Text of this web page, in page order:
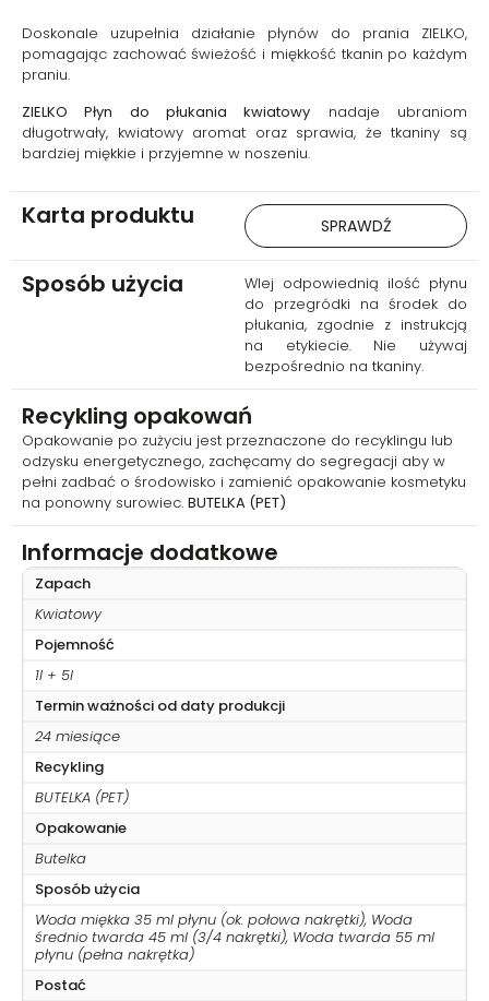
pielęgnacji. Regularne
stosowanie sprawia, że tkaniny
pozostają świeże, miękkie i
przyjemne w dotyku.
Doskonale uzupełnia działanie płynów do prania ZIELKO,
pomagając zachować świeżość i miękkość tkanin po każdym
praniu.
ZIELKO Płyn do płukania kwiatowy nadaje ubraniom
długotrwały, kwiatowy aromat oraz sprawia, że tkaniny są
bardziej miękkie i przyjemne w noszeniu.
Karta produktu SPRAWDŹ
Sposób użycia
Wlej odpowiednią ilość płynu
do przegródki na środek do
płukania, zgodnie z instrukcją
na etykiecie. Nie używaj
bezpośrednio na tkaniny.
Recykling opakowań
Opakowanie po zużyciu jest przeznaczone do recyklingu lub
odzysku energetycznego, zachęcamy do segregacji aby w
pełni zadbać o środowisko i zamienić opakowanie kosmetyku
na ponowny surowiec. BUTELKA (PET)
Informacje dodatkowe
Zapach
Kwiatowy
Pojemność
1l + 5l
Termin ważności od daty produkcji
24 miesiące
Recykling
BUTELKA (PET)
Opakowanie
Butelka
Sposób użycia
Woda miękka 35 ml płynu (ok. połowa nakrętki), Woda
średnio twarda 45 ml (3/4 nakrętki), Woda twarda 55 ml
płynu (pełna nakrętka)
Postać